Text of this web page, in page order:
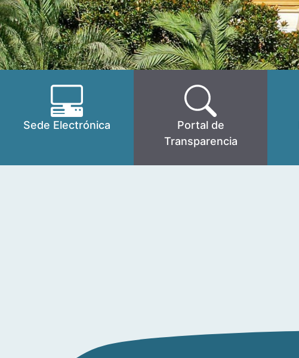
Sede Electrónica
Portal de
Transparencia